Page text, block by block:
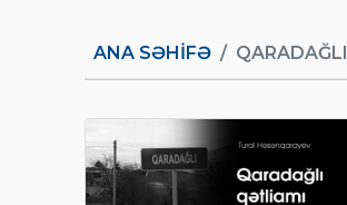
ANA SƏHIFƏ QARADAĞLI